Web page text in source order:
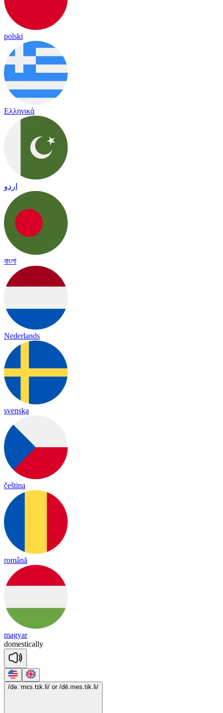
polski
Ελληνικά
اردو
বাংলা
Nederlands
svenska
čeština
română
magyar
domestically
/də.ˈmɛs.tɪk.li/ or /dē.mes.tik.li/